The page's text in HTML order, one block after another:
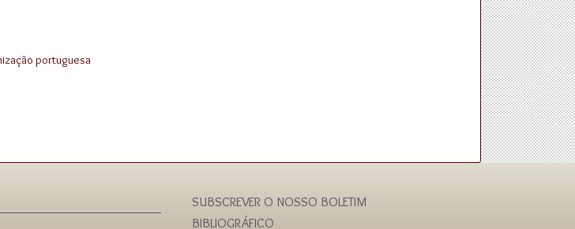
portuguesa
SUBSCREVER O NOSSO BOLETIM
BIBLIOGRÁFICO